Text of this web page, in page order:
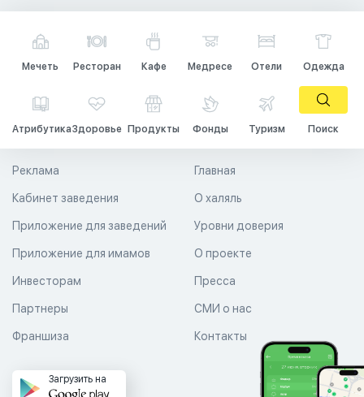
Мечеть Ресторан Кафе Медресе Отели Одежда
АтрибутикаЗдоровье Продукты Фонды Туризм Поиск
Главная
О халяль
Уровни доверия
Реклама
Кабинет заведения
Приложение для заведений
Приложение для имамов О проекте
Пресса
СМИ о нас
Контакты
Инвесторам
Партнеры
Франшиза
Загрузить на